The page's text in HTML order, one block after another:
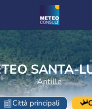
SANTA-
Antille
Città principali